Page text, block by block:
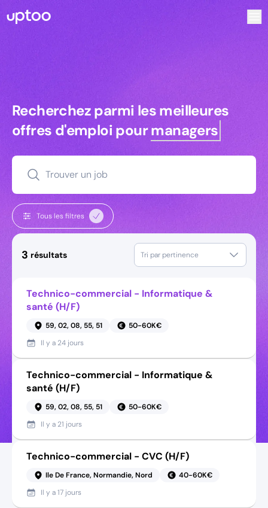
Recherchez parmi les meilleures
Recherchez parmi les meilleures
offres d'emploi pourmanagers
Trouver un job
Tous les filtres
3 résultats Tri par pertinence
Technico-commercial - Informatique &
santé (H/F)
59, 02, 08, 55, 51
50-60K€
Il y a 24 jours
Technico-commercial - Informatique &
santé (H/F)
59, 02, 08, 55, 51
50-60K€
Il y a 21 jours
Technico-commercial - CVC (H/F)
Ile De France, Normandie, Nord
40-60K€
Il y a17 jours